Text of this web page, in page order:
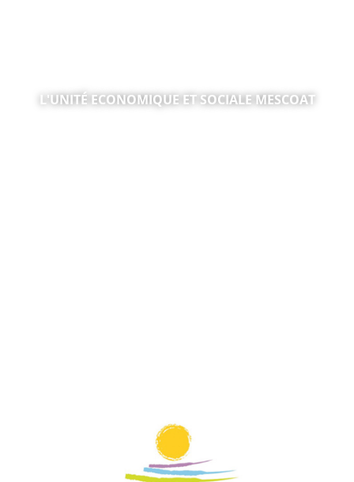
L'UNITÉ ECONOMIQUE ET SOCIALE MESCOAT